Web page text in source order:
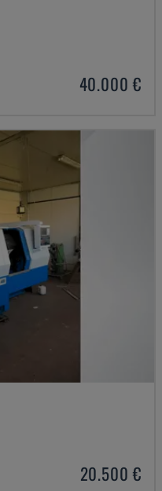
40.000 €
20.500 €